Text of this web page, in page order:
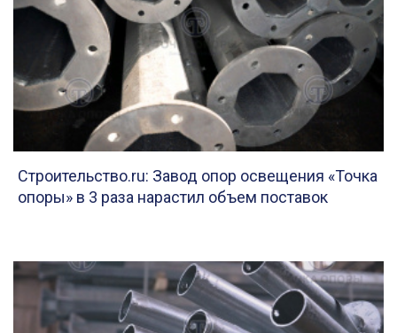
Строительство.ru: Завод опор освещения «Точка
опоры» в 3 раза нарастил объем поставок